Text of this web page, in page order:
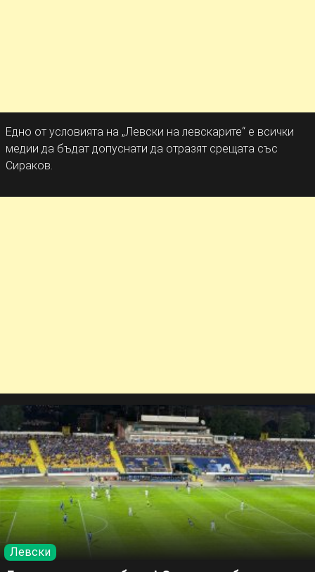
Едно от условията на „Левски на левскарите“ е всички
медии да бъдат допуснати да отразят срещата със
Сираков.
Левски